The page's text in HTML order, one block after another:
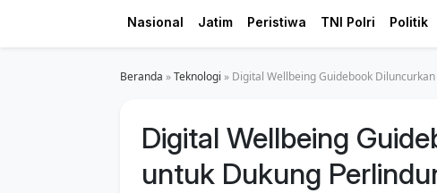
Nasional Jatim Peristiwa TNI Polri Politik
Beranda »Teknologi » Digital Wellbeing Guidebook
Digital Wellbeing
untuk Dukung